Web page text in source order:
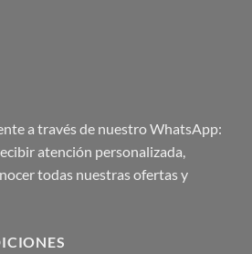
a través de nuestro WhatsApp:
atención personalizada,
todas nuestras ofertas y